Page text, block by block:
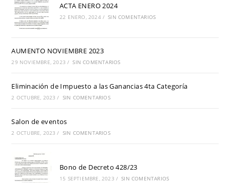
ACTA ENERO 2024
22 ENERO, 2024 / SIN COMENTARIOS
AUMENTO NOVIEMBRE 2023
29 NOVIEMBRE, 2023 / SIN COMENTARIOS
Eliminación de Impuesto a las Ganancias 4ta Categoría
2 OCTUBRE, 2023 / SIN COMENTARIOS
Salon de eventos
2 OCTUBRE, 2023 / SIN COMENTARIOS
Bono de Decreto 428/23
15 SEPTIEMBRE, 2023 / SIN COMENTARIOS